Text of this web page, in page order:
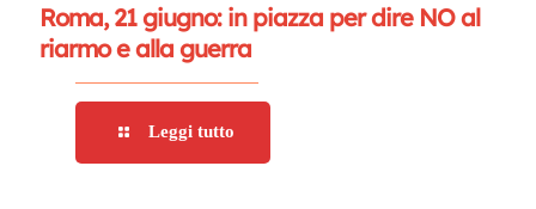
Roma, 21 giugno: in piazza per dire NO al
riarmo e alla guerra
Leggi tutto